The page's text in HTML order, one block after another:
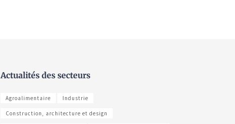
Actualités des secteurs
Agroalimentaire Industrie
Construction, architecture et design